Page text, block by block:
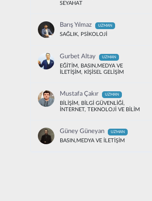
SEYAHAT
Barış Yılmaz UZMAN
SAĞLIK, PSİKOLOJİ
Gurbet Altay UZMAN
EĞİTİM, BASIN,MEDYA VE
İLETİŞİM, KİŞİSEL GELİŞİM
Mustafa Çakır UZMAN
BİLİŞİM, BİLGİ GÜVENLİĞİ,
İNTERNET, TEKNOLOJİ VE BİLİM
Güney Güneyan UZMAN
BASIN,MEDYA VE İLETİŞİM